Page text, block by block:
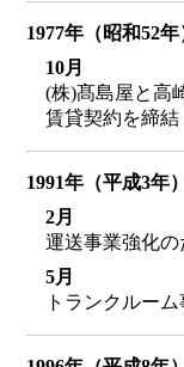
1977年（昭和52年
10月
(株)髙島屋と高
賃貸契約を締
1991年（平成3年）
2月
運送事業強化
5月
トランクルー